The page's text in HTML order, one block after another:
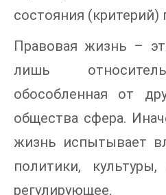
состояния
Правовая жизнь –
лишь
обособленная от
общества сфера.
жизнь испытывает
политики,
регулирующее,